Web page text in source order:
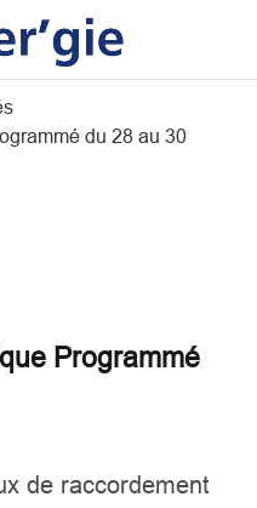
du 28 au 30
Programmé
de raccordement